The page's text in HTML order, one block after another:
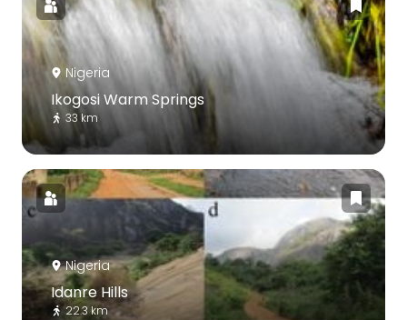
Nigeria
Ikogosi Warm Springs
33 km
Nigeria
Idanre Hills
22.3 km